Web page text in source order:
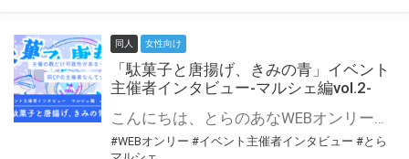
同人 女性向け
「駄菓子と唐揚げ、きみの青」イベント
主催者インタビュー-マルシェ編vol.2-
こんにちは、とらのあなWEBオンリー運営スタッフです。 新たにお届けする、イベント主催者インタビュー-マルシェ編-は、 とらのあなWEBオンリー「マルシェ」をご利用の主催様に 「マルシェ」を使ってイベントを開催した感想や心がけをお聞きする企画です。 今回は、WEBオンリー初開催「駄菓子と唐揚げ、きみの青」より、 主催のぎこ六屋様にお話を伺いました。 協力：ぎこ六屋様／イベント公式Twitter（@krkgwks） とらのあなWEBオンリー「マルシェ」とは？ WEBオンリーでリアルタイムでコミュニケーションがとれるオンライン会場です。
#WEBオンリー #イベント主催者インタビュー #とら